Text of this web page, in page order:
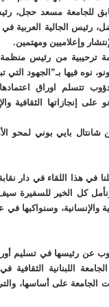
للجامعة مسعد حجل،
رئيس الجالية العربية في
وإعلاميين ومهتمين.
ترحيبية من رئيس منظمة
نوه فيها بـ”الجهود
تتسلم اوراق
إنجازاتها الثقافية
بايي بوني لمحو
في هذا اللقاء في دار
ونأمل كل الخير
وسنواكبها في
عن رئيسها في تسليم
اللبنانية الثقافية
الجامعة على أساسها،